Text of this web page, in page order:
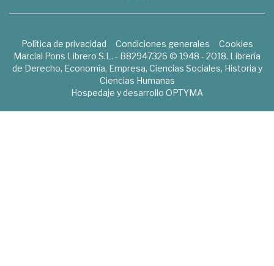
Política de privacidad Condiciones generales
Cookies
Marcial Pons Librero S.L. - B82947326 © 1948 - 2018. Librería
de Derecho, Economía, Empresa, Ciencias Sociales, Historia y
Ciencias Humanas
Hospedaje y desarrollo OPTYMA